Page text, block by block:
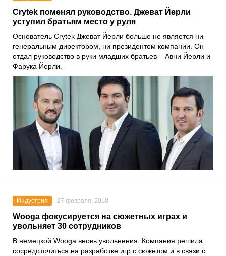
Crytek поменял руководство. Джеват Йерли
уступил братьям место у руля
Основатель Crytek Джеват Йерли больше не является ни
генеральным директором, ни президентом компании. Он
отдал руководство в руки младших братьев – Авни Йерли и
Фарука Йерли.
Индустрия 27 февраля, 2018
Wooga фокусируется на сюжетных играх и
увольняет 30 сотрудников
В немецкой Wooga вновь увольнения. Компания решила
сосредоточиться на разработке игр с сюжетом и в связи с